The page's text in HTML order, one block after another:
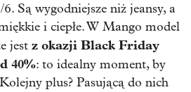
Są wygodniejsze niż jeansy, a
i ciepłe. W Mango model
jest z okazji Black Friday
40%: to idealny moment, by
plus? Pasującą do nich